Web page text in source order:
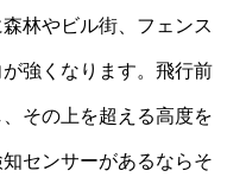
林やビル街、フェンス
強くなります。飛行前
その上を超える高度を
センサーがあるならそ